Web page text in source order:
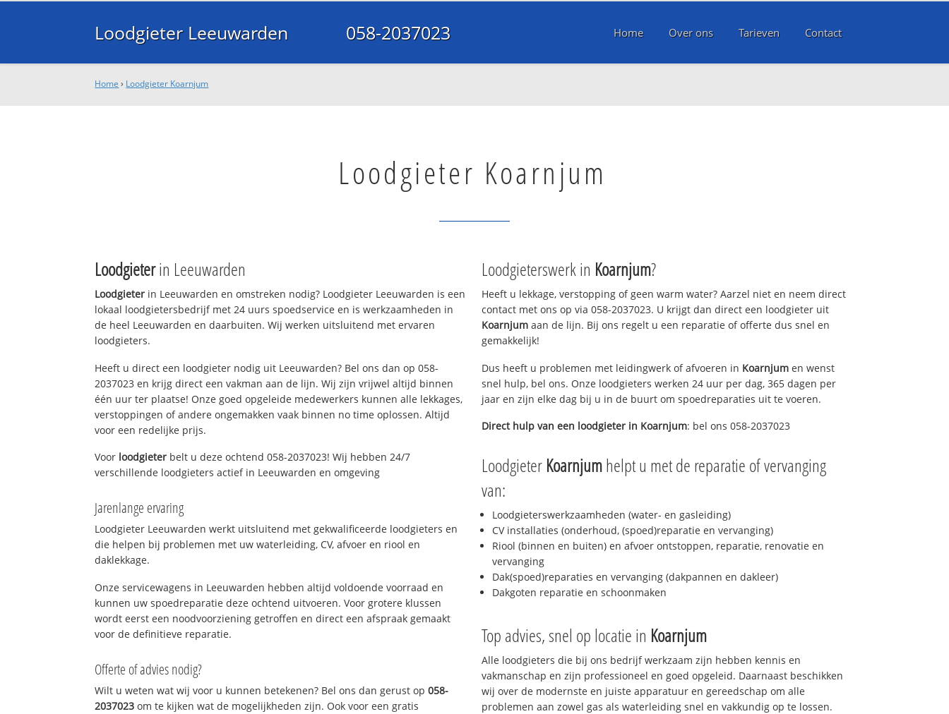
Loodgieter Leeuwarden 058-2037023 Home Over ons Tarieven Contact
Home › Loodgieter Koarnjum
Loodgieter Koarnjum
Loodgieterin Leeuwarden
Loodgieter in Leeuwarden en omstreken nodig? Loodgieter Leeuwarden is een
lokaal loodgietersbedrijf met 24 uurs spoedservice en is werkzaamheden in
de heel Leeuwarden en daarbuiten. Wij werken uitsluitend met ervaren
loodgieters.
Heeft u direct een loodgieter nodig uit Leeuwarden? Bel ons dan op 058-
2037023 en krijg direct een vakman aan de lijn. Wij zijn vrijwel altijd binnen
één uur ter plaatse! Onze goed opgeleide medewerkers kunnen alle lekkages,
verstoppingen of andere ongemakken vaak binnen no time oplossen. Altijd
voor een redelijke prijs.
Voor loodgieter belt u deze ochtend 058-2037023! Wij hebben 24/7
verschillende loodgieters actief in Leeuwarden en omgeving
Jarenlange ervaring
Loodgieter Leeuwarden werkt uitsluitend met gekwalificeerde loodgieters en
die helpen bij problemen met uw waterleiding, CV, afvoer en riool en
daklekkage.
Onze servicewagens in Leeuwarden hebben altijd voldoende voorraad en
kunnen uw spoedreparatie deze ochtend uitvoeren. Voor grotere klussen
wordt eerst een noodvoorziening getroffen en direct een afspraak gemaakt
voor de definitieve reparatie.
Offerte of advies nodig?
Wilt u weten wat wij voor u kunnen betekenen? Bel ons dan gerust op058-
2037023 om te kijken wat de mogelijkheden zijn. Ook voor een gratis
Loodgieterswerk in Koarnjum?
Heeft u lekkage, verstopping of geen warm water? Aarzel niet en neem direct
contact met ons op via 058-2037023. U krijgt dan direct een loodgieter uit
Koarnjum aan de lijn. Bij ons regelt u een reparatie of offerte dus snel en
gemakkelijk!
Dus heeft u problemen met leidingwerk of afvoeren in Koarnjum en wenst
snel hulp, bel ons. Onze loodgieters werken 24 uur per dag, 365 dagen per
jaar en zijn elke dag bij u in de buurt om spoedreparaties uit te voeren.
Direct hulp van een loodgieter in Koarnjum: bel ons 058-2037023
Loodgieter Koarnjumhelpt u met de reparatie of vervanging
van:
Loodgieterswerkzaamheden (water- en gasleiding)
CV installaties (onderhoud, (spoed)reparatie en vervanging)
Riool (binnen en buiten) en afvoer ontstoppen, reparatie, renovatie en
vervanging
Dak(spoed)reparaties en vervanging (dakpannen en dakleer)
Dakgoten reparatie en schoonmaken
Top advies, snel op locatie in Koarnjum
Alle loodgieters die bij ons bedrijf werkzaam zijn hebben kennis en
vakmanschap en zijn professioneel en goed opgeleid. Daarnaast beschikken
wij over de modernste en juiste apparatuur en gereedschap om alle
problemen aan zowel gas als waterleiding snel en vakkundig op te lossen.